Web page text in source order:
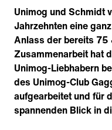
Unimog und Schmidt
Jahrzehnten eine
Anlass der bereits 75
Zusammenarbeit hat
Unimog-Liebhabern
des Unimog-Club
aufgearbeitet und für
spannenden Blick in